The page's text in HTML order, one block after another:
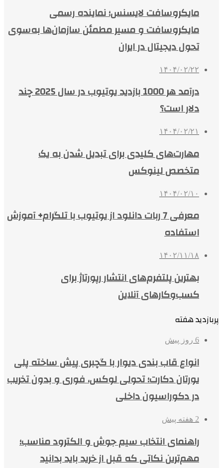
مایکروسافت لایسنس؛ نماینده رسمی
مایکروسافت و مسیر مطمئن سازمان‌ها به‌سوی
تحول دیجیتال در ایران
۱۴۰۴/۰۲/۲۲
درآمد هر 1000 بازدید یوتیوب در سال 2025 چند
دلار است؟
۱۴۰۴/۰۲/۲۱
مهارت‌های کلیدی برای تبدیل شدن به یک
متخصص لینوکس
۱۴۰۴/۰۲/۱۰
معرفی 7 ربات دانلود از یوتیوب با تلگرام+ آموزش
استفاده
۱۴۰۲/۱۱/۱۸
بهترین پلتفرم‌های انتشار رپورتاژ برای
کسب‌وکارهای آنلاین
پربازدید هفته
6 روز پیش
انواع قاب بندی دیوار با گچبری پیش ساخته پلی
یورتان دکارت؛ تحولی لوکس، فوری و بدون تخریب
در دکوراسیون داخلی
2 هفته پیش
راهنمای انتخاب سیم جوش و الکترود مناسب؛
مهم‌ترین نکاتی که قبل از خرید باید بدانید